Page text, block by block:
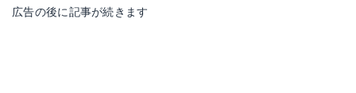
広告の後に記事が続きます